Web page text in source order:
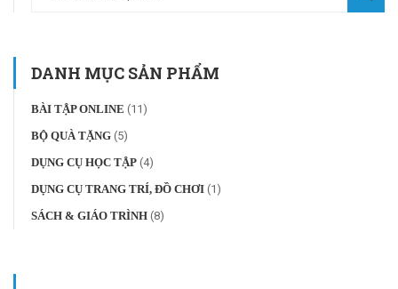
DANH MỤC SẢN PHẨM
BÀI TẬP ONLINE (11)
BỘ QUÀ TẶNG (5)
DỤNG CỤ HỌC TẬP (4)
DỤNG CỤ TRANG TRÍ, ĐỒ CHƠI (1)
SÁCH & GIÁO TRÌNH (8)